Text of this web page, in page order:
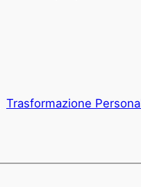
Trasformazione